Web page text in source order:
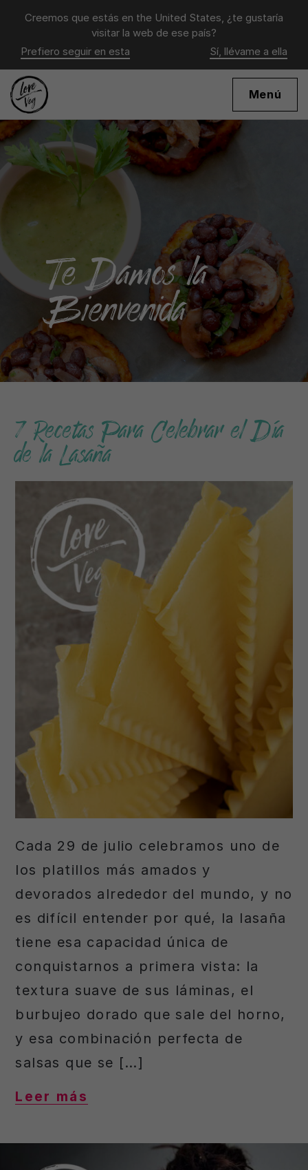
Creemos que estás en the United States, ¿te gustaría
visitar la web de ese país?
Prefiero seguir en esta
Sí, llévame a ella
Menú
Te Damos la
Bienvenida
7 Recetas Para Celebrar el Día
de la Lasaña
Cada 29 de julio celebramos uno de
los platillos más amados y
devorados alrededor del mundo, y no
es difícil entender por qué, la lasaña
tiene esa capacidad única de
conquistarnos a primera vista: la
textura suave de sus láminas, el
burbujeo dorado que sale del horno,
y esa combinación perfecta de
salsas que se […]
Leer más